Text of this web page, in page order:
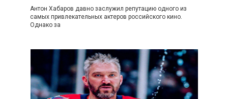
Антон Хабаров давно заслужил репутацию одного из
самых привлекательных актеров российского кино.
Однако за